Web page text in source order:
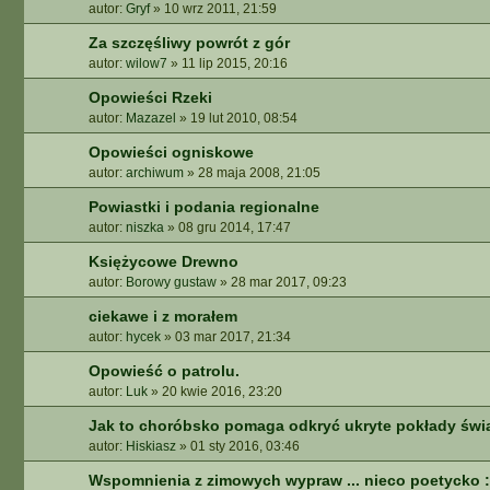
A
A
W
A
N
S
O
W
A
E
autor: Gryf» 10 wrz 2011, 21:59
Za szczęśliwy powrót z gór
autor: wilow7 » 11 lip 2015, 20:16
Opowieści Rzeki
autor: Mazazel » 19 lut 2010, 08:54
Opowieści ogniskowe
autor: archiwum » 28 maja 2008, 21:05
Powiastki i podania regionalne
autor: niszka » 08 gru 2014, 17:47
Księżycowe Drewno
autor: Borowy gustaw » 28 mar 2017, 09:23
ciekawe i z morałem
autor: hycek » 03 mar 2017, 21:34
Opowieść o patrolu.
autor: Luk » 20 kwie 2016, 23:20
Jak to choróbsko pomaga odkryć ukryte pokłady
autor: Hiskiasz » 01 sty 2016, 03:46
Wspomnienia z zimowych wypraw ... nieco poetycko